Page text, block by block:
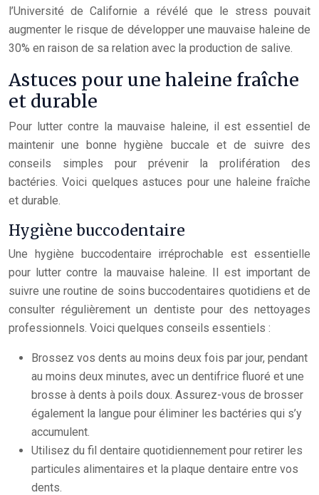
l’Université de Californie a révélé que le stress pouvait
augmenter le risque de développer une mauvaise haleine de
30% en raison de sa relation avec la production de salive.
Astuces pour une haleine fraîche
et durable
Pour lutter contre la mauvaise haleine, il est essentiel de
maintenir une bonne hygiène buccale et de suivre des
conseils simples pour prévenir la prolifération des
bactéries. Voici quelques astuces pour une haleine fraîche
et durable.
Hygiène buccodentaire
Une hygiène buccodentaire irréprochable est essentielle
pour lutter contre la mauvaise haleine. Il est important de
suivre une routine de soins buccodentaires quotidiens et de
consulter régulièrement un dentiste pour des nettoyages
professionnels. Voici quelques conseils essentiels :
Brossez vos dents au moins deux fois par jour, pendant
au moins deux minutes, avec un dentifrice fluoré et une
brosse à dents à poils doux. Assurez-vous de brosser
également la langue pour éliminer les bactéries qui s’y
accumulent.
Utilisez du fil dentaire quotidiennement pour retirer les
particules alimentaires et la plaque dentaire entre vos
dents.